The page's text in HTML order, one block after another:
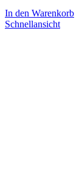
In den Warenkorb
Schnellansicht